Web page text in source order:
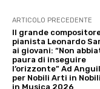
ARTICOLO PRECEDENTE
Il grande
pianista Leonardo
ai giovani: “Non
paura di inseguire
l’orizzonte” Ad
per Nobili Arti in
in Musica 2026